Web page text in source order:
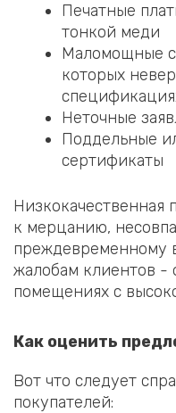
Печатные
тонкой меди
Маломощные
которых
Неточные
Поддельные
сертификаты
Низкокачественная
к мерцанию,
преждевременному
жалобам клиентов -
помещениях с
Как оценить
Вот что следует
покупателей: